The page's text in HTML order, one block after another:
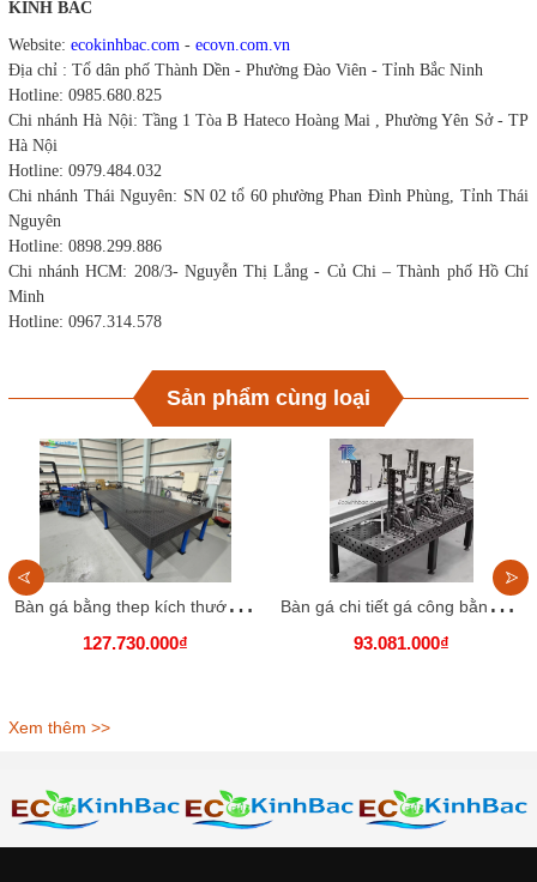
KINH BẮC
Website: ecokinhbac.com - ecovn.com.vn
Địa chỉ : Tổ dân phố Thành Dền - Phường Đào Viên - Tỉnh Bắc Ninh
Hotline: 0985.680.825
Chi nhánh Hà Nội: Tầng 1 Tòa B Hateco Hoàng Mai , Phường Yên Sở - TP
Hà Nội
Hotline: 0979.484.032
Chi nhánh Thái Nguyên: SN 02 tổ 60 phường Phan Đình Phùng, Tỉnh Thái
Nguyên
Hotline: 0898.299.886
Chi nhánh HCM: 208/3- Nguyễn Thị Lắng - Củ Chi – Thành phố Hồ Chí
Minh
Hotline: 0967.314.578
Sản phẩm cùng loại
B
àn gá bằng thep kích thước 2400x1200 lỗ D28
127.730.000₫
B
àn gá chi tiết gá công bằng gang, kích thước 2000x1500 lỗ D16
93.081.000₫
Xem thêm >>